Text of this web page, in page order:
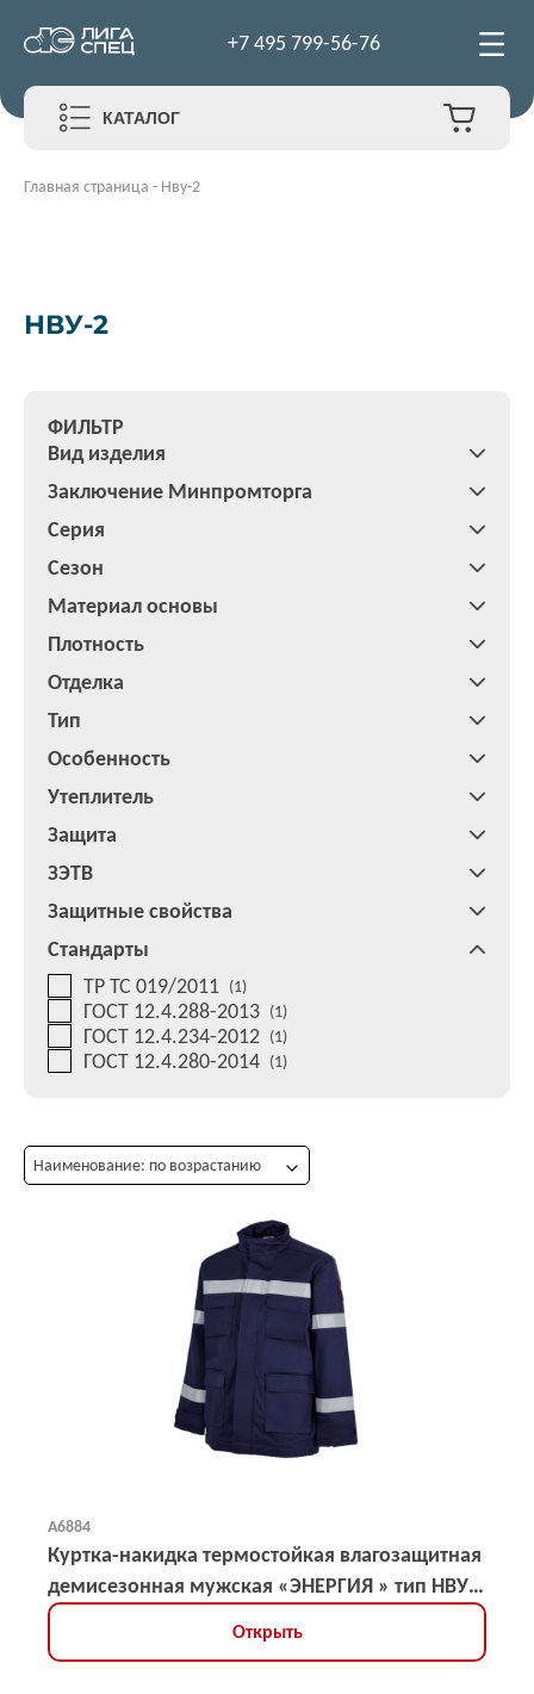
+7 495 799-56-76
КАТАЛОГ
Главная страница - Нву-2
НВУ-2
ФИЛЬТР
Вид изделия
Заключение Минпромторга
Серия
Сезон
Материал основы
Плотность
Отделка
Тип
Особенность
Утеплитель
Защита
ЗЭТВ
Защитные свойства
Стандарты
ТР ТС 019/2011 (1)
ГОСТ 12.4.288-2013 (1)
ГОСТ 12.4.234-2012 (1)
ГОСТ 12.4.280-2014 (1)
Наименование: по возрастанию
А6884
Куртка-накидка термостойкая влагозащитная
демисезонная мужская «ЭНЕРГИЯ » тип НВУ-2
усиленная, ЗЭТВ 67,2 кал/кв.см
Открыть